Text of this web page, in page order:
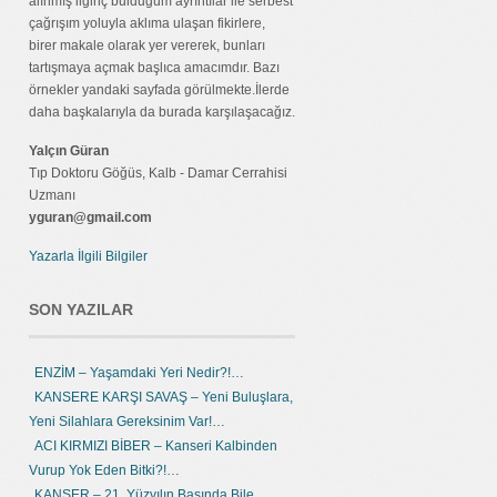
çağrışım yoluyla aklıma ulaşan fikirlere,
birer makale olarak yer vererek, bunları
tartışmaya açmak başlıca amacımdır. Bazı
örnekler yandaki sayfada görülmekte.İlerde
daha başkalarıyla da burada karşılaşacağız.
Yalçın Güran
Tıp Doktoru Göğüs, Kalb - Damar Cerrahisi
Uzmanı
yguran@gmail.com
Yazarla İlgili Bilgiler
SON YAZILAR
ENZİM – Yaşamdaki Yeri Nedir?!…
KANSERE KARŞI SAVAŞ – Yeni Buluşlara,
Yeni Silahlara Gereksinim Var!…
ACI KIRMIZI BİBER – Kanseri Kalbinden
Vurup Yok Eden Bitki?!…